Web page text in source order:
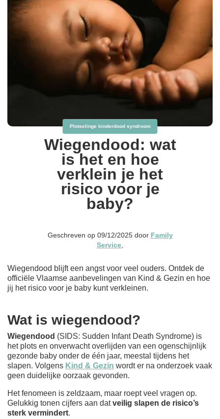
Plotselinge kinderdood syndroom
Wiegendood: wat
is het en hoe
verklein je het
risico voor je
baby?
Geschreven op 09/12/2025 door Family
Service
Wiegendood blijft een angst voor veel ouders. Ontdek de
officiële Vlaamse aanbevelingen van Kind & Gezin en hoe
jij het risico voor je baby kunt verkleinen.
Wat is wiegendood?
Wiegendood (SIDS: Sudden Infant Death Syndrome) is
het plots en onverwacht overlijden van een ogenschijnlijk
gezonde baby onder de één jaar, meestal tijdens het
slapen. Volgens Kind & Gezin wordt er na onderzoek vaak
geen duidelijke oorzaak gevonden.
Het fenomeen is zeldzaam, maar roept veel vragen op.
Gelukkig tonen cijfers aan datveilig slapen de risico’s
sterk vermindert.